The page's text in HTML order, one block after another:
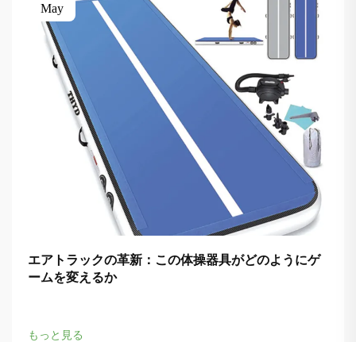
May
エアトラックの革新：この体操器具がどのようにゲ
ームを変えるか
もっと見る